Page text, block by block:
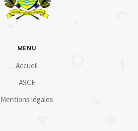
MENU
Accueil
ASCE
Mentions légales